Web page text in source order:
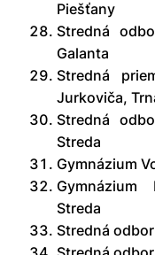
Piešťany
Stredná
Galanta
Stredná
Jurkoviča,
Stredná
Streda
Gymnázium
Gymnázium
Streda
Stredná